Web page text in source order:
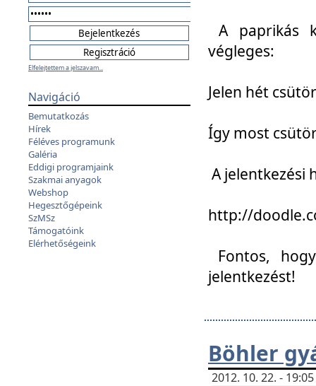
Elfelejtettem a jelszavam...
Navigáció
Bemutatkozás
Hírek
Féléves programunk
Galéria
Eddigi programjaink
Szakmai anyagok
Webshop
Hegesztőgépeink
SzMSz
Támogatóink
Elérhetőségeink
A paprikás
végleges:
Jelen hét
Így most
A jelentkezési
http://
Fontos,
jelentkezést!
Böhler
2012. 10. 22. -